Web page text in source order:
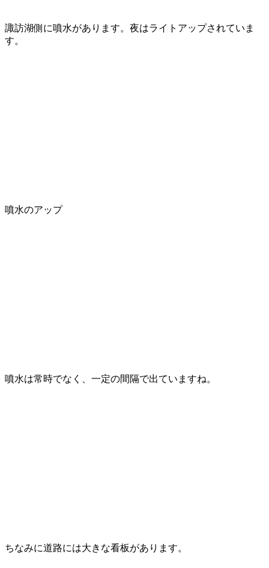
諏訪湖側に噴水があります。夜はライトアップされていま
す。
噴水のアップ
噴水は常時でなく、一定の間隔で出ていますね。
ちなみに道路には大きな看板があります。